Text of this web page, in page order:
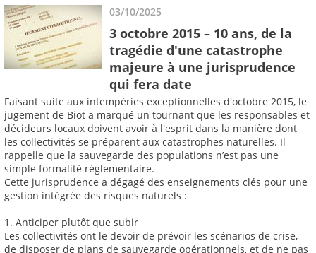
03/10/2025
3 octobre 2015 – 10 ans, de la
tragédie d'une catastrophe
majeure à une jurisprudence
qui fera date
Faisant suite aux intempéries exceptionnelles d'octobre 2015, le
jugement de Biot a marqué un tournant que les responsables et
décideurs locaux doivent avoir à l'esprit dans la manière dont
les collectivités se préparent aux catastrophes naturelles. Il
rappelle que la sauvegarde des populations n’est pas une
simple formalité réglementaire.
Cette jurisprudence a dégagé des enseignements clés pour une
gestion intégrée des risques naturels :
1. Anticiper plutôt que subir
Les collectivités ont le devoir de prévoir les scénarios de crise,
de disposer de plans de sauvegarde opérationnels, et de ne pas